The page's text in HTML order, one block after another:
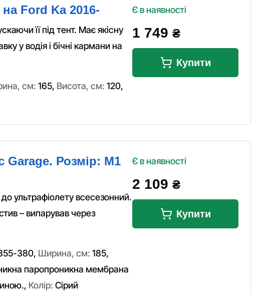
Ford Ka 2016-
її під тент. Має якісну
у водія і бічні кармани на
см: 165, Висота, см: 120,
Є в наявності
1 749 ₴
Купити
Garage. Розмір: M1
ультрафіолету всесезонний.
– випарував через
380, Ширина, см: 185,
паропроникна мембрана
, Колір: Сірий
Є в наявності
2 109 ₴
Купити